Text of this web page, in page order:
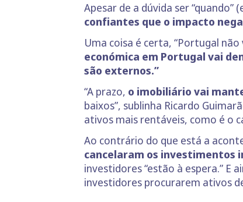
Apesar de a dúvida ser
confiantes que o impacto
Uma coisa é certa, “Portugal
económica em Portugal vai
são externos.”
“A prazo, o imobiliário vai
baixos”, sublinha Ricardo
ativos mais rentáveis, como é o
Ao contrário do que está a
cancelaram os investimentos
investidores “estão à espera.” E
investidores procurarem ativos